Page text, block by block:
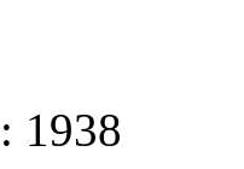
1938